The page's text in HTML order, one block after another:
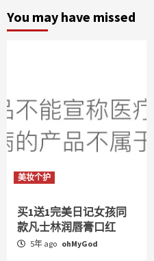
You may have missed
美妆个护
买1送1完美日记女孩同
款凡士林润唇膏口红
5年 ago ohMyGod